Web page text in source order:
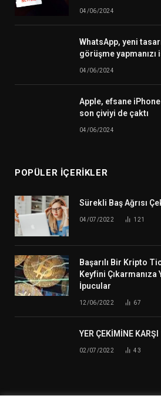
04/06/2024
WhatsApp, yeni
görüşme yapmanızı
04/06/2024
Apple, efsane
son çiviyi de çaktı
04/06/2024
POPÜLER İÇERIKLER
Sürekli Baş Ağrısı
04/07/2022 121
Başarılı Bir Kripto
Keyfini Çıkarmanıza
İpucular
12/06/2022 67
YER ÇEKİMİNE
02/07/2022 43